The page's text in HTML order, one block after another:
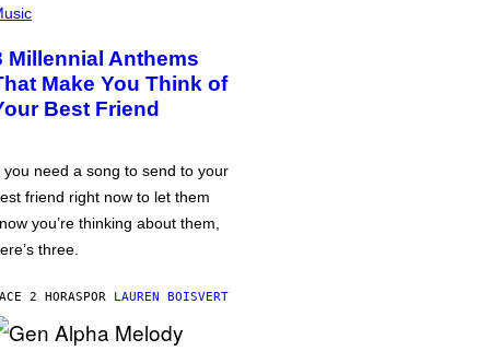
Millennial Anthems
Make You Think of
Best Friend
you need a song to send to your
friend right now to let them
you’re thinking about them,
three.
2 HORASPOR LAUREN BOISVERT